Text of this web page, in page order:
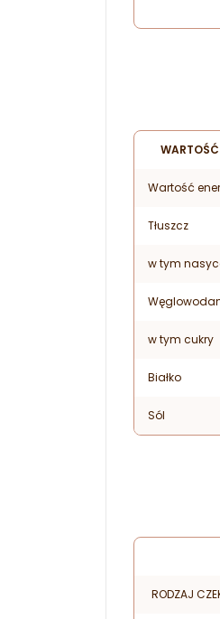
Wartość
Tłuszcz
w tym
w tym cukry
Białko
Sól
RODZAJ